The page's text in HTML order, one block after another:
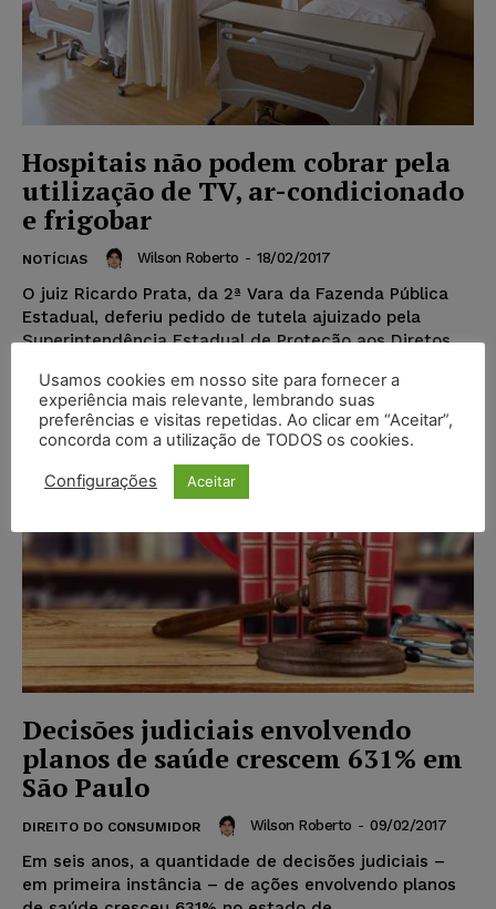
Hospitais não podem cobrar pela
utilização de TV, ar-condicionado
e frigobar
NOTÍCIAS Wilson Roberto - 18/02/2017
O juiz Ricardo Prata, da 2ª Vara da Fazenda Pública
Estadual, deferiu pedido de tutela ajuizado pela
Superintendência Estadual de Proteção aos Diretos
Decisões judiciais envolvendo
planos de saúde crescem 631% em
São Paulo
DIREITO DO CONSUMIDOR Wilson Roberto - 09/02/2017
Em seis anos, a quantidade de decisões judiciais –
em primeira instância – de ações envolvendo planos
Usamos cookies em nosso site para fornecer a
experiência mais relevante, lembrando suas
preferências e visitas repetidas. Ao clicar em “Aceitar”,
concorda com a utilização de TODOS os cookies.
Configurações Aceitar